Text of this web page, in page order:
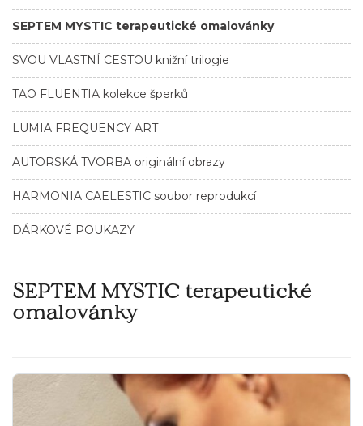
SEPTEM MYSTIC terapeutické omalovánky
SVOU VLASTNÍ CESTOU knižní trilogie
TAO FLUENTIA kolekce šperků
LUMIA FREQUENCY ART
AUTORSKÁ TVORBA originální obrazy
HARMONIA CAELESTIC soubor reprodukcí
DÁRKOVÉ POUKAZY
SEPTEM MYSTIC terapeutické
omalovánky